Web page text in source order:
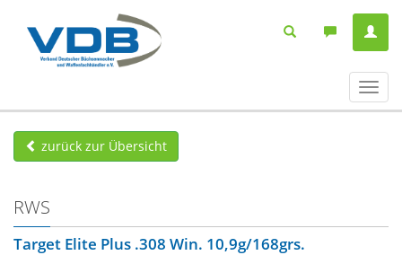
ein-/
zurück zur Übersicht
RWS
Target Elite Plus .308 Win. 10,9g/168grs.